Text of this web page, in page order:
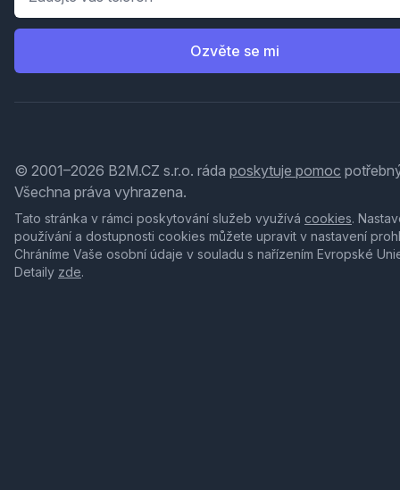
Ozvěte se mi
© 2001–2026 B2M.CZ s.r.o. ráda poskytuje pomoc
Všechna práva vyhrazena.
Tato stránka v rámci poskytování služeb využívá cookies.
používání a dostupnosti cookies můžete upravit v nastavení
Chráníme Vaše osobní údaje v souladu s nařízením Evropské
Detaily zde.